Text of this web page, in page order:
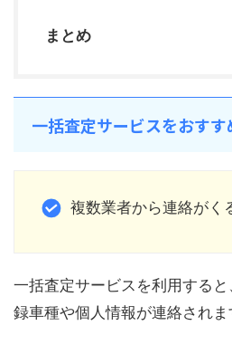
まとめ
一括査定サービスをおすす
複数業者から連絡がく
一括査定サービスを利用する
録車種や個人情報が連絡されま